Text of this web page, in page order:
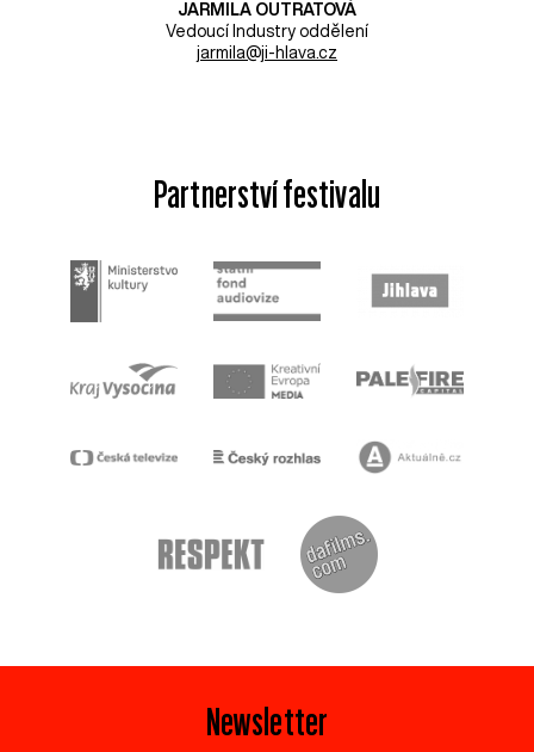
JARMILA OUTRATOVÁ
Vedoucí Industry oddělení
jarmila@ji-hlava.cz
Partnerství festivalu
Newsletter